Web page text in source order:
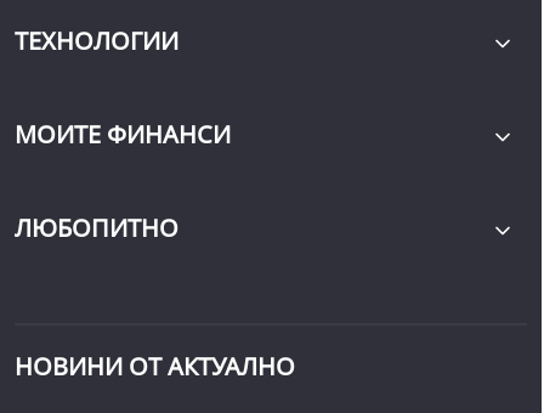
ТЕХНОЛОГИИ
МОИТЕ ФИНАНСИ
ЛЮБОПИТНО
НОВИНИ ОТ АКТУАЛНО